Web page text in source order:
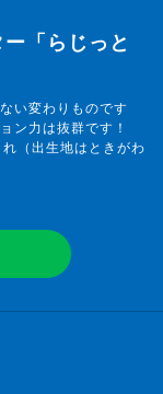
「らじっと
い変わりものです
ン力は抜群です！
（出生地はときがわ